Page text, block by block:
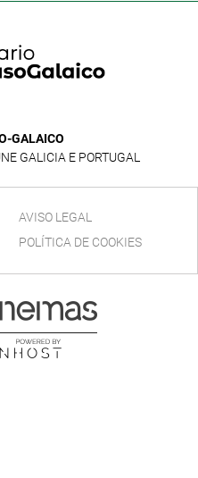
GALAICO
GALICIA E PORTUGAL
AVISO LEGAL
POLÍTICA DE COOKIES